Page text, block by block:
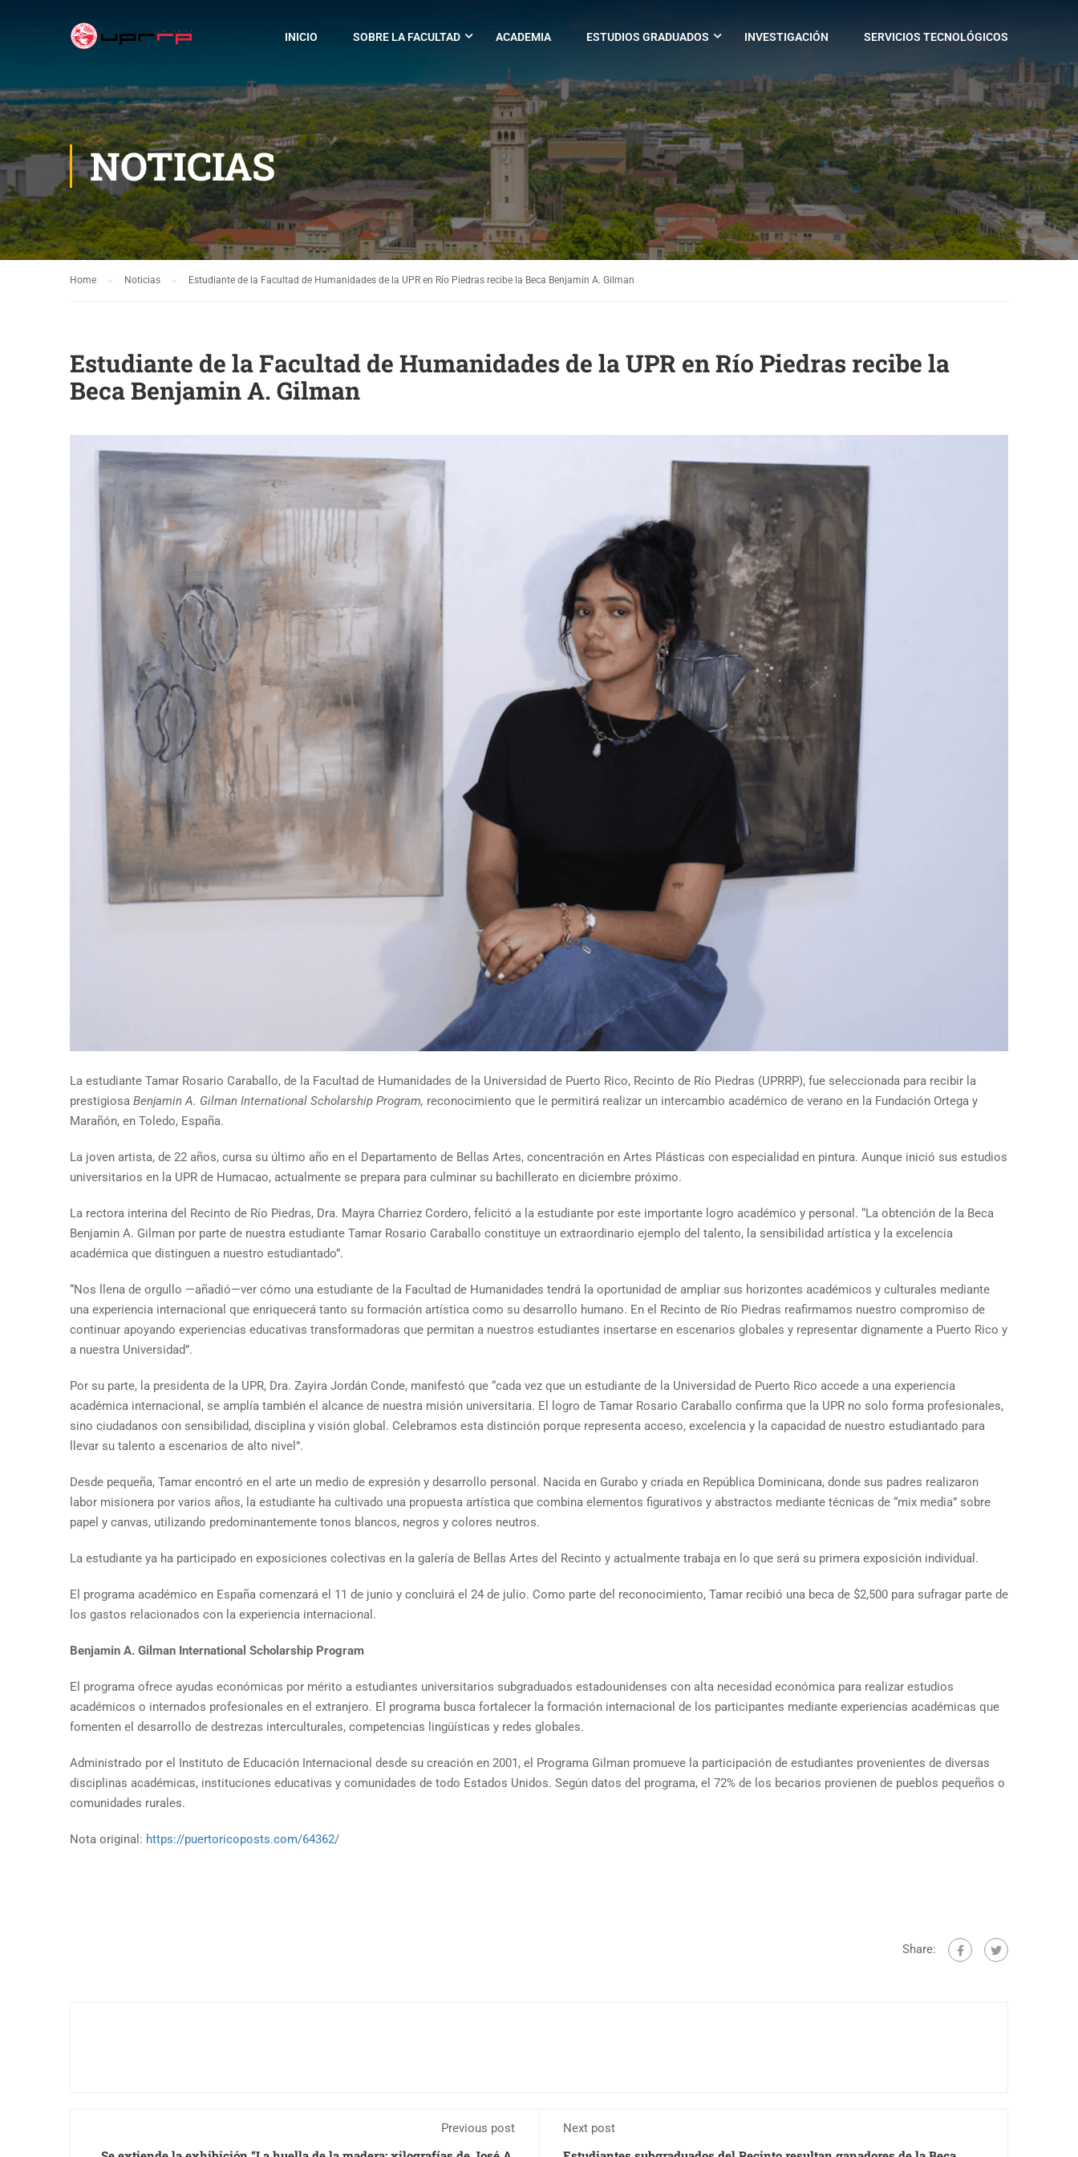
INICIO SOBRE LA FACULTAD ACADEMIA ESTUDIOS GRADUADOS INVESTIGACIÓN SERVICIOS TECNOLÓGICOS
NOTICIAS
Home Noticias Estudiante de la Facultad de Humanidades de la UPR en Río Piedras recibe la Beca Benjamin A. Gilman
Estudiante de la Facultad de Humanidades de la UPR en Río Piedras recibe la
Beca Benjamin A. Gilman
La estudiante Tamar Rosario Caraballo, de la Facultad de Humanidades de la Universidad de Puerto Rico, Recinto de Río Piedras (UPRRP), fue seleccionada para recibir la
prestigiosa Benjamin A. Gilman International Scholarship Program, reconocimiento que le permitirá realizar un intercambio académico de verano en la Fundación Ortega y
Marañón, en Toledo, España.
La joven artista, de 22 años, cursa su último año en el Departamento de Bellas Artes, concentración en Artes Plásticas con especialidad en pintura. Aunque inició sus estudios
universitarios en la UPR de Humacao, actualmente se prepara para culminar su bachillerato en diciembre próximo.
La rectora interina del Recinto de Río Piedras, Dra. Mayra Charriez Cordero, felicitó a la estudiante por este importante logro académico y personal. “La obtención de la Beca
Benjamin A. Gilman por parte de nuestra estudiante Tamar Rosario Caraballo constituye un extraordinario ejemplo del talento, la sensibilidad artística y la excelencia
académica que distinguen a nuestro estudiantado”.
“Nos llena de orgullo —añadió—ver cómo una estudiante de la Facultad de Humanidades tendrá la oportunidad de ampliar sus horizontes académicos y culturales mediante
una experiencia internacional que enriquecerá tanto su formación artística como su desarrollo humano. En el Recinto de Río Piedras reafirmamos nuestro compromiso de
continuar apoyando experiencias educativas transformadoras que permitan a nuestros estudiantes insertarse en escenarios globales y representar dignamente a Puerto Rico y
a nuestra Universidad”.
Por su parte, la presidenta de la UPR, Dra. Zayira Jordán Conde, manifestó que “cada vez que un estudiante de la Universidad de Puerto Rico accede a una experiencia
académica internacional, se amplía también el alcance de nuestra misión universitaria. El logro de Tamar Rosario Caraballo confirma que la UPR no solo forma profesionales,
sino ciudadanos con sensibilidad, disciplina y visión global. Celebramos esta distinción porque representa acceso, excelencia y la capacidad de nuestro estudiantado para
llevar su talento a escenarios de alto nivel”.
Desde pequeña, Tamar encontró en el arte un medio de expresión y desarrollo personal. Nacida en Gurabo y criada en República Dominicana, donde sus padres realizaron
labor misionera por varios años, la estudiante ha cultivado una propuesta artística que combina elementos figurativos y abstractos mediante técnicas de “mix media” sobre
papel y canvas, utilizando predominantemente tonos blancos, negros y colores neutros.
La estudiante ya ha participado en exposiciones colectivas en la galería de Bellas Artes del Recinto y actualmente trabaja en lo que será su primera exposición individual.
El programa académico en España comenzará el 11 de junio y concluirá el 24 de julio. Como parte del reconocimiento, Tamar recibió una beca de $2,500 para sufragar parte de
los gastos relacionados con la experiencia internacional.
Benjamin A. Gilman International Scholarship Program
El programa ofrece ayudas económicas por mérito a estudiantes universitarios subgraduados estadounidenses con alta necesidad económica para realizar estudios
académicos o internados profesionales en el extranjero. El programa busca fortalecer la formación internacional de los participantes mediante experiencias académicas que
fomenten el desarrollo de destrezas interculturales, competencias lingüísticas y redes globales.
Administrado por el Instituto de Educación Internacional desde su creación en 2001, el Programa Gilman promueve la participación de estudiantes provenientes de diversas
disciplinas académicas, instituciones educativas y comunidades de todo Estados Unidos. Según datos del programa, el 72% de los becarios provienen de pueblos pequeños o
comunidades rurales.
Nota original: https://puertoricoposts.com/64362/
Share:
Previous post Next post